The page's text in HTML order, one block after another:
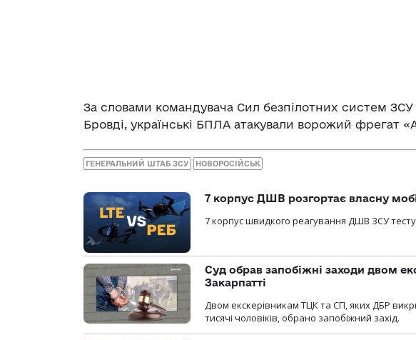
За словами командувача Сил безпілотних систем
Бровді, українські БПЛА атакували ворожий фрегат
ГЕНЕРАЛЬНИЙ ШТАБ ЗСУ НОВОРОСІЙСЬК
7 корпус ДШВ розгортає власну
7 корпус швидкого реагування ДШВ ЗСУ
Суд обрав запобіжні заходи двом
Закарпатті
Двом екскерівникам ТЦК та СП, яких ДБР
тисячі чоловіків, обрано запобіжний захід.